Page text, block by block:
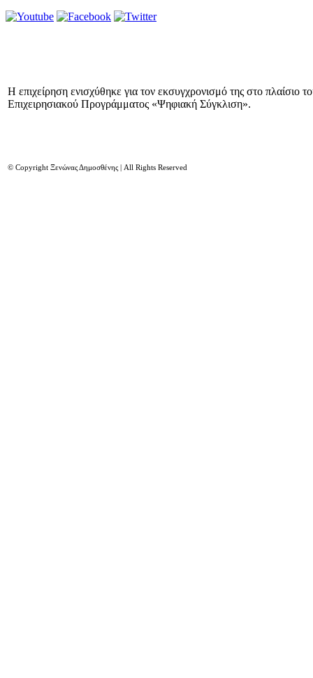
Η επιχείρηση ενισχύθηκε για τον εκσυγχρονισμό της στο πλαίσιο
Επιχειρησιακού Προγράμματος «Ψηφιακή Σύγκλιση».
© Copyright Ξενώνας Δημοσθένης | All Rights Reserved